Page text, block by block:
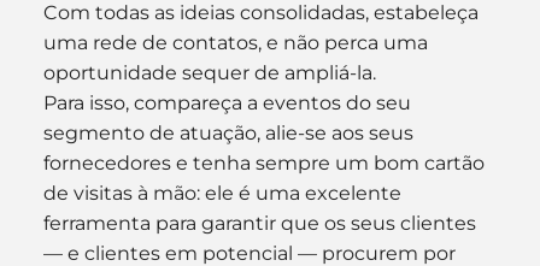
Com todas as ideias consolidadas, estabeleça
uma rede de contatos, e não perca uma
oportunidade sequer de ampliá-la.
Para isso, compareça a eventos do seu
segmento de atuação, alie-se aos seus
fornecedores e tenha sempre um bom cartão
de visitas à mão: ele é uma excelente
ferramenta para garantir que os seus clientes
— e clientes em potencial — procurem por